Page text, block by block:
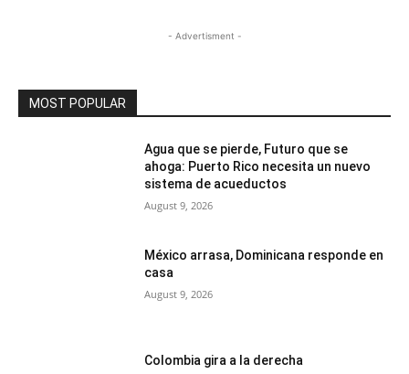
- Advertisment -
MOST POPULAR
Agua que se pierde, Futuro que se
ahoga: Puerto Rico necesita un nuevo
sistema de acueductos
August 9, 2026
México arrasa, Dominicana responde en
casa
August 9, 2026
Colombia gira a la derecha